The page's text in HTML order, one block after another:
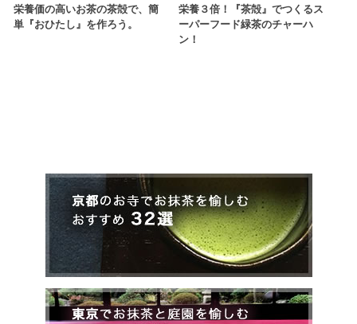
栄養価の高いお茶の茶殻で、簡
単『おひたし』を作ろう。
栄養３倍！『茶殻』でつくるス
ーパーフード緑茶のチャーハ
ン！